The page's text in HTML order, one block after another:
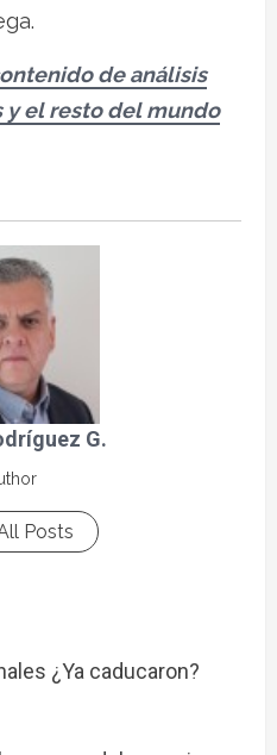
de análisis
y el resto del mundo
G.
Posts
¿Ya caducaron?